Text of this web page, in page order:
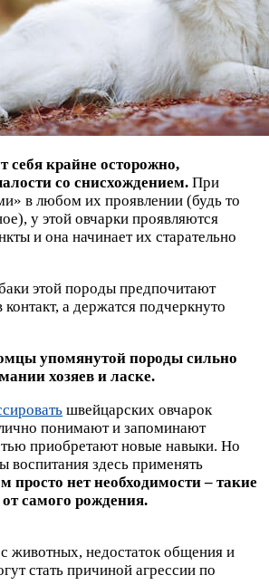
себя крайне осторожно,
со снисхождением. При
в любом их проявлении (будь то
у этой овчарки проявляются
и она начинает их старательно
этой породы предпочитают
контакт, а держатся подчеркнуто
упомянутой породы сильно
хозяев и ласке.
швейцарских овчарок
понимают и запоминают
приобретают новые навыки. Но
воспитания здесь применять
просто нет необходимости – такие
самого рождения.
животных, недостаток общения и
стать причиной агрессии по